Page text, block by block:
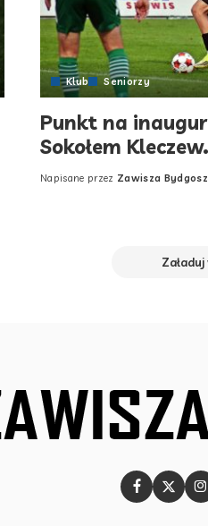
Klub Seniorzy
Punkt na
Sokołem Kleczew.
Posted
Napisane przez Zawisza
Załaduj